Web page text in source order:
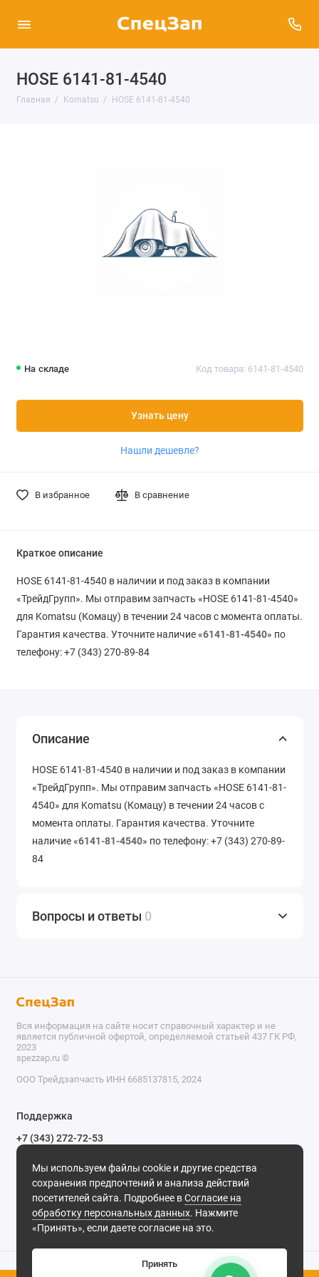
HOSE 6141-81-4540
Главная Komatsu HOSE 6141-81-4540
На складе Код товара: 6141-81-4540
Узнать цену
Нашли дешевле?
В избранное В сравнение
Краткое описание
HOSE 6141-81-4540 в наличии и под заказ в компании
«ТрейдГрупп». Мы отправим запчасть «HOSE 6141-81-4540»
для Komatsu (Комацу) в течении 24 часов с момента оплаты.
Гарантия качества. Уточните наличие «6141-81-4540» по
телефону: +7 (343) 270-89-84
Описание
HOSE 6141-81-4540 в наличии и под заказ в компании
«ТрейдГрупп». Мы отправим запчасть «HOSE 6141-81-
4540» для Komatsu (Комацу) в течении 24 часов с
момента оплаты. Гарантия качества. Уточните
наличие «6141-81-4540» по телефону: +7 (343) 270-89-
84
Вопросы и ответы 0
Мы используем файлы cookie и другие средства
сохранения предпочтений и анализа действий
посетителей сайта. Подробнее вСогласие на
обработку персональных данных. Нажмите
«Принять», если даете согласие на это.
Принять
Вся информация на сайте носит справочный характер и не
является публичной офертой, определяемой статьей 437 ГК РФ,
2023
spezzap.ru ©️
ООО Трейдзапчасть ИНН 6685137815, 2024
Поддержка
+7 (343) 272-72-53
Обратный звонок
620030, г. Екатеринбург, ул. Карьерная, д. 14, оф. 14.
Мы в сети